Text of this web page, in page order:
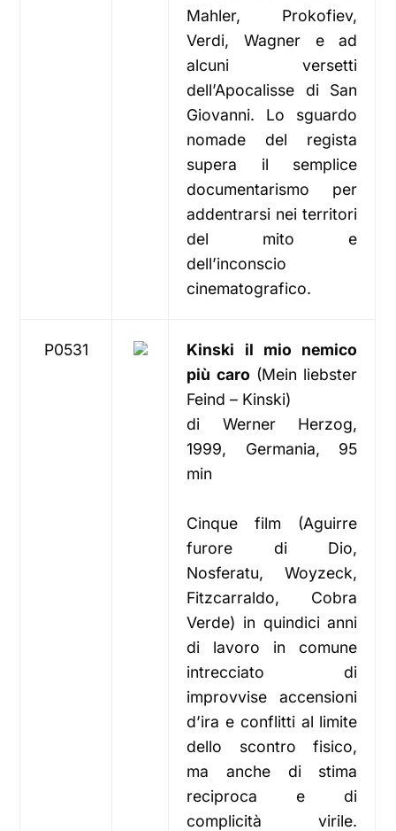
Mahler, Prokofiev,
Verdi, Wagner e ad
alcuni versetti
dell’Apocalisse di San
Giovanni. Lo sguardo
nomade del regista
supera il semplice
documentarismo per
addentrarsi nei territori
del mito e
dell’inconscio
cinematografico.
P0531
Kinski il mio nemico
più caro (Mein liebster
Feind – Kinski)
di Werner Herzog,
1999, Germania, 95
min
Cinque film (Aguirre
furore di Dio,
Nosferatu, Woyzeck,
Fitzcarraldo, Cobra
Verde) in quindici anni
di lavoro in comune
intrecciato di
improvvise accensioni
d’ira e conflitti al limite
dello scontro fisico,
ma anche di stima
reciproca e di
complicità virile.